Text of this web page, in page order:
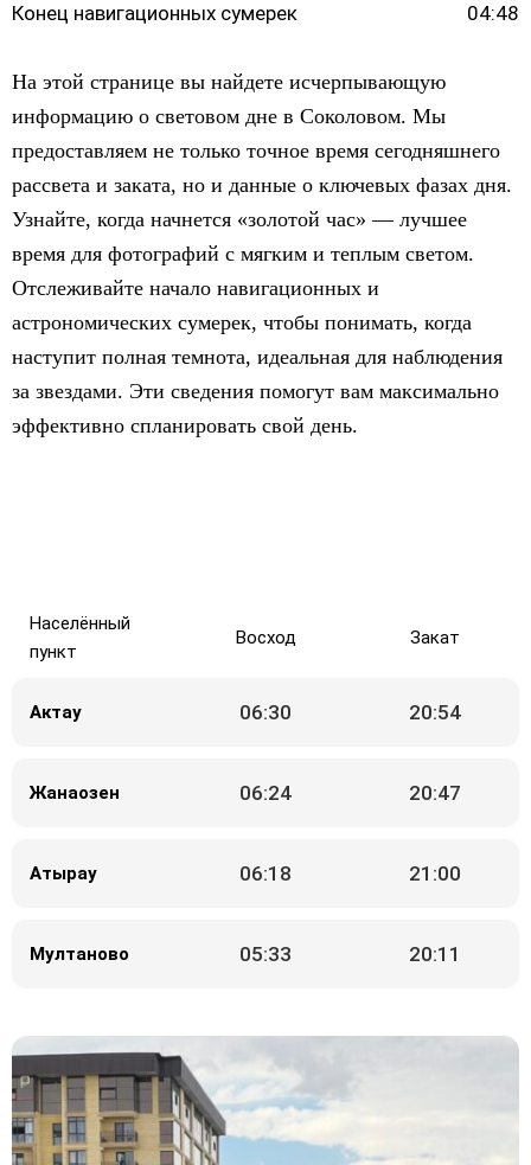
Конец навигационных сумерек
04:48
На этой странице вы найдете исчерпывающую
информацию о световом дне в Соколовом. Мы
предоставляем не только точное время сегодняшнего
рассвета и заката, но и данные о ключевых фазах дня.
Узнайте, когда начнется «золотой час» — лучшее
время для фотографий с мягким и теплым светом.
Отслеживайте начало навигационных и
астрономических сумерек, чтобы понимать, когда
наступит полная темнота, идеальная для наблюдения
за звездами. Эти сведения помогут вам максимально
эффективно спланировать свой день.
Населённый
пункт
Восход Закат
Актау 06:30 20:54
Жанаозен 06:24 20:47
Атырау 06:18 21:00
Мултаново 05:33 20:11